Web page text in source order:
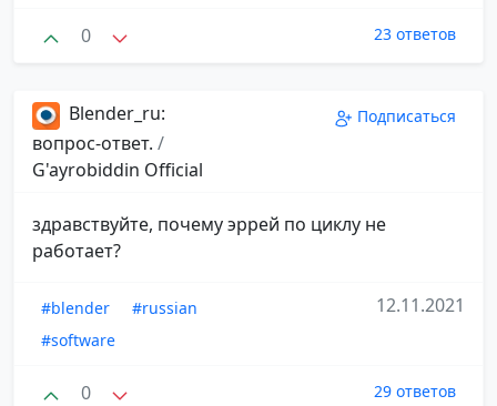
0 23 ответов
Blender_ru:
вопрос-ответ. /
G'ayrobiddin Official
Подписаться
здравствуйте, почему эррей по циклу не
работает?
#blender
#russian
#software
12.11.2021
0 29 ответов